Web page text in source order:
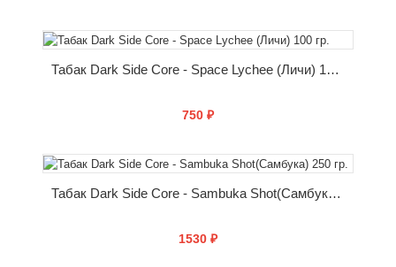
КУПИТЬ
Табак Dark Side Core - Space Lychee (Личи) 100 гр.
750 ₽
КУПИТЬ
Табак Dark Side Core - Sambuka Shot(Самбука) 250 гр.
1530 ₽